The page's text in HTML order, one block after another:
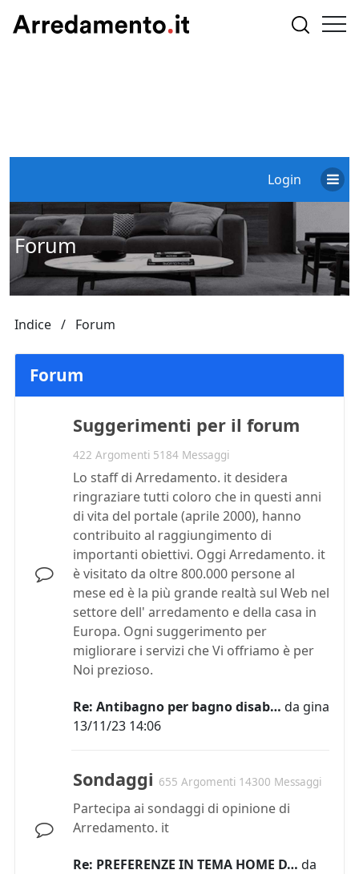
Login
Forum
Indice Forum
Forum
Suggerimenti per il forum
422 Argomenti 5184 Messaggi
Lo staff di Arredamento. it desidera
ringraziare tutti coloro che in questi anni
di vita del portale (aprile 2000), hanno
contribuito al raggiungimento di
importanti obiettivi. Oggi Arredamento. it
è visitato da oltre 800.000 persone al
mese ed è la più grande realtà sul Web nel
settore dell' arredamento e della casa in
Europa. Ogni suggerimento per
migliorare i servizi che Vi offriamo è per
Noi prezioso.
Re: Antibagno per bagno disab… da gina
13/11/23 14:06
Sondaggi 655 Argomenti 14300 Messaggi
Partecipa ai sondaggi di opinione di
Arredamento. it
Re: PREFERENZE IN TEMA HOME D… da